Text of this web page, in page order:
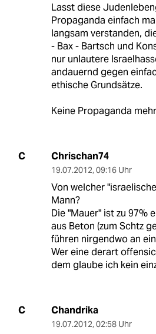
Lasst diese
Propaganda einfach
langsam verstanden,
- Bax - Bartsch und
nur unlautere
andauernd gegen
ethische Grundsätze.
Keine Propaganda
C Chrischan74
19.07.2012, 09:16 Uhr
Von welcher
Mann?
Die "Mauer" ist zu 97%
aus Beton (zum Schtz
führen nirgendwo an
Wer eine derart
dem glaube ich kein
C Chandrika
19.07.2012, 02:58 Uhr